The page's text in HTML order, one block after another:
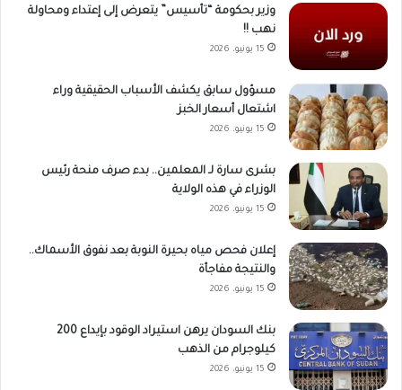
وزير بحكومة “تأسيس” يتعرض إلى إعتداء ومحاولة
نهب !!
15 يونيو، 2026
مسؤول سابق يكشف الأسباب الحقيقية وراء
اشتعال أسعار الخبز
15 يونيو، 2026
بشرى سارة لـ المعلمين.. بدء صرف منحة رئيس
الوزراء في هذه الولاية
15 يونيو، 2026
إعلان فحص مياه بحيرة النوبة بعد نفوق الأسماك..
والنتيجة مفاجأة
15 يونيو، 2026
بنك السودان يرهن استيراد الوقود بإيداع 200
كيلوجرام من الذهب
15 يونيو، 2026